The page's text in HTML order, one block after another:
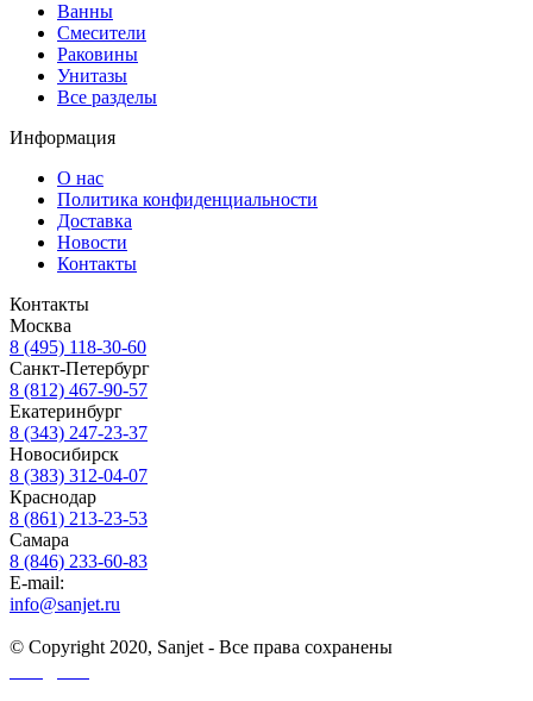
Ванны
Смесители
Раковины
Унитазы
Все разделы
Информация
О нас
Политика конфиденциальности
Доставка
Новости
Контакты
Контакты
Москва
8 (495) 118-30-60
Санкт-Петербург
8 (812) 467-90-57
Екатеринбург
8 (343) 247-23-37
Новосибирск
8 (383) 312-04-07
Краснодар
8 (861) 213-23-53
Самара
8 (846) 233-60-83
E-mail:
info@sanjet.ru
© Copyright 2020, Sanjet - Все права сохранены